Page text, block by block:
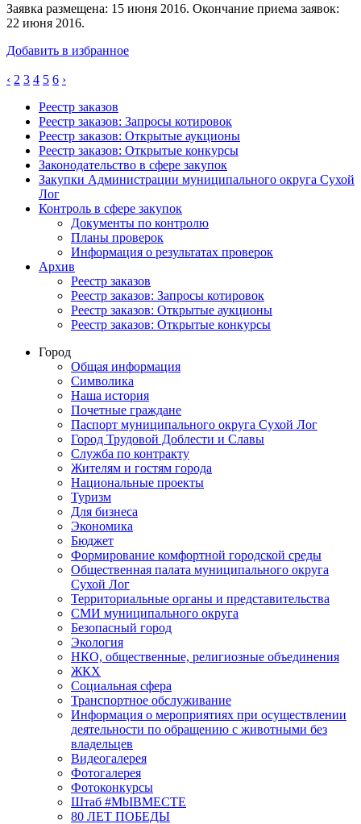
Заявка размещена: 15 июня 2016. Окончание приема заявок:
22 июня 2016.
Добавить в избранное
‹ 2 3 4 5 6 ›
Реестр заказов
Реестр заказов: Запросы котировок
Реестр заказов: Открытые аукционы
Реестр заказов: Открытые конкурсы
Законодательство в сфере закупок
Закупки Администрации муниципального округа Сухой
Лог
Контроль в сфере закупок
Документы по контролю
Планы проверок
Информация о результатах проверок
Архив
Реестр заказов
Реестр заказов: Запросы котировок
Реестр заказов: Открытые аукционы
Реестр заказов: Открытые конкурсы
Город
Общая информация
Символика
Наша история
Почетные граждане
Паспорт муниципального округа Сухой Лог
Город Трудовой Доблести и Славы
Служба по контракту
Жителям и гостям города
Национальные проекты
Туризм
Для бизнеса
Экономика
Бюджет
Формирование комфортной городской среды
Общественная палата муниципального округа
Сухой Лог
Территориальные органы и представительства
СМИ муниципального округа
Безопасный город
Экология
НКО, общественные, религиозные объединения
ЖКХ
Социальная сфера
Транспортное обслуживание
Информация о мероприятиях при осуществлении
деятельности по обращению с животными без
владельцев
Видеогалерея
Фотогалерея
Фотоконкурсы
Штаб #MbIBMECTE
80 ЛЕТ ПОБЕДЫ